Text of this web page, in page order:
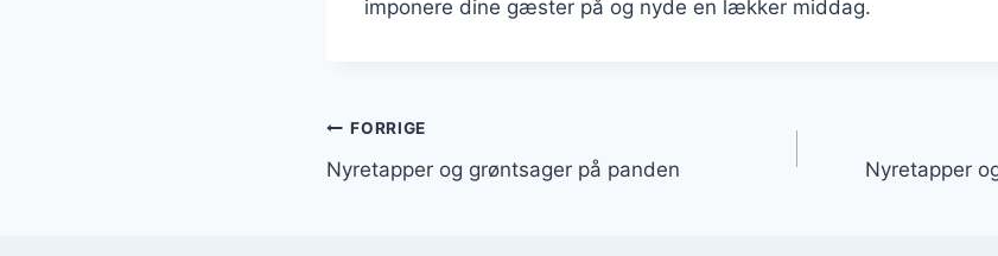
imponere dine gæster på og nyde en lækker middag.
Indlægsnavigation
FORRIGE
Nyretapper og grøntsager på panden Nyretapper